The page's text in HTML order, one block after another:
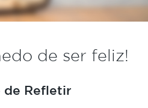
de ser feliz!
de Refletir